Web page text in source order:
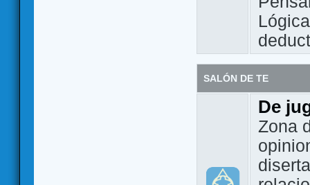
Lógica
SALÓN DE TE
De
Zona